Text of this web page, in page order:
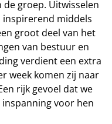
groep. Uitwisselen
inspirerend middels
groot deel van het
van bestuur en
verdient een extra
week komen zij naar
rijk gevoel dat we
voor hen